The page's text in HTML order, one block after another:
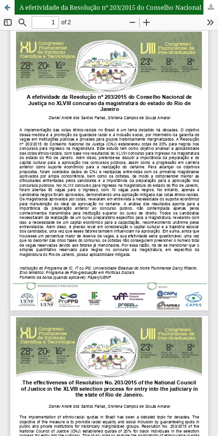
A efetividade da Resolução nº 203/2015 do Conselho Nacional de Justiça no XLVIII concurso da magistratura do estado do Rio de Janeiro